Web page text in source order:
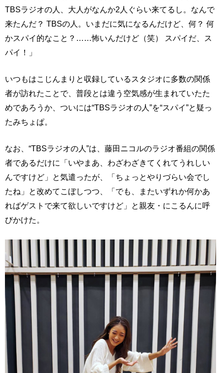
TBSラジオの人、大人がなんか2人ぐらい来てるし。なんで
来たんだ？ TBSの人。いまだに気になるんだけど、何？ 何
かスパイ的なこと？……怖いんだけど（笑） スパイだ、ス
パイ！」
いつもはこじんまりと収録しているスタジオに多数の関係
者が訪れたことで、普段とは違う空気感が生まれていたた
めであろうか、ついには“TBSラジオの人”を“スパイ”と疑っ
たみちょぱ。
なお、“TBSラジオの人”は、藤田ニコルのラジオ番組の関係
者であるだけに「いやまあ、わざわざきてくれてうれしい
んですけど」と気遣ったが、「ちょっとやりづらい会でし
たね」と改めてこぼしつつ、「でも、またいずれか何かあ
ればゲストで来て欲しいですけど」と親友・にこるんに呼
びかけた。